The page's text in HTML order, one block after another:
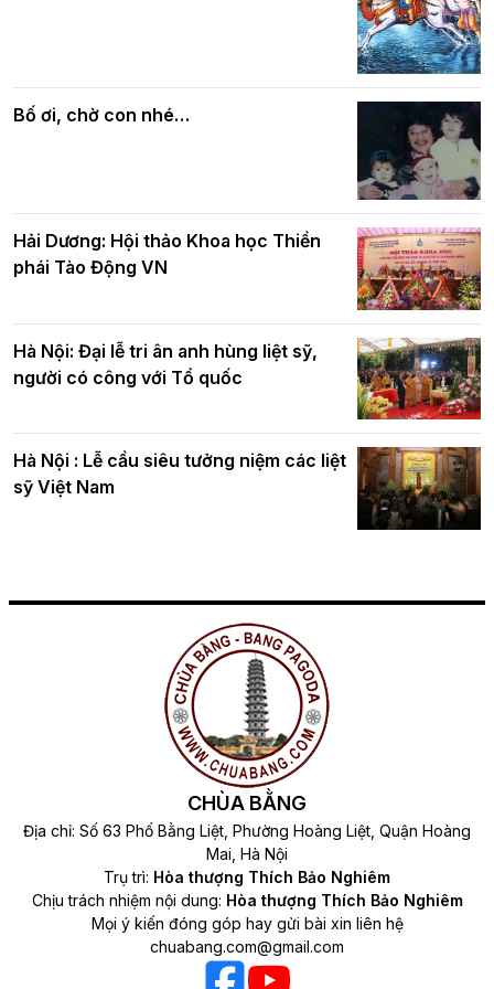
nhân mùa Phật đản PL.2570
Phật giáo chính tín Phần 7: Luật nhân
quả
Bố ơi, chờ con nhé…
Hải Dương: Hội thảo Khoa học Thiền
phái Tào Động VN
Hà Nội: Đại lễ tri ân anh hùng liệt sỹ,
người có công với Tổ quốc
Hà Nội : Lễ cầu siêu tưởng niệm các liệt
sỹ Việt Nam
CHÙA BẰNG
Địa chỉ: Số 63 Phố Bằng Liệt, Phường Hoàng Liệt, Quận Hoàng
Mai, Hà Nội
Trụ trì: Hòa thượng Thích Bảo Nghiêm
Chịu trách nhiệm nội dung: Hòa thượng Thích Bảo Nghiêm
Mọi ý kiến đóng góp hay gửi bài xin liên hệ
chuabang.com@gmail.com